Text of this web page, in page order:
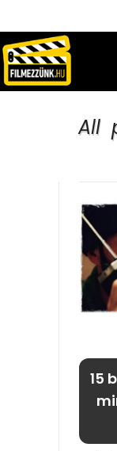
All
15